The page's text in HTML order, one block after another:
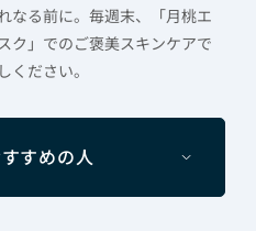
なる前に。毎週末、「月桃エ
ク」でのご褒美スキンケアで
ださい。
すめの人